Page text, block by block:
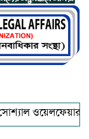
ওয়েলফেয়ার